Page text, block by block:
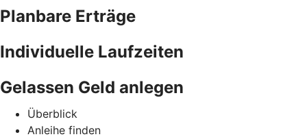
Planbare Erträge
Individuelle Laufzeiten
Gelassen Geld anlegen
Überblick
Anleihe finden